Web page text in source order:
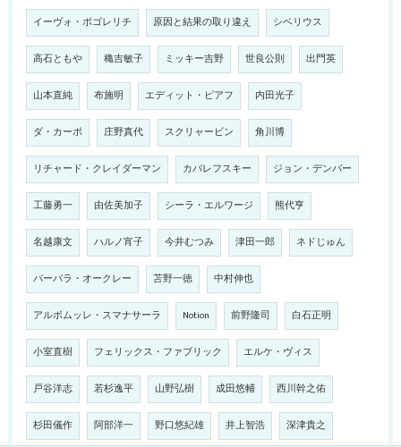
イーヴォ・ポゴレリチ 原因と結果の取り違え シベリウス
高石ともや 穐吉敏子 ミッキー吉野 世良公則 出門英
山本直純 布施明 エディット・ピアフ 内田光子
ダ・カーポ 庄野真代 スクリャービン 角川博
リチャード・クレイダーマン カバレフスキー ジョン・デンバー
工藤勇一 由佐美加子 シーラ・エルワージ 熊代亨
名越康文 ハルノ宵子 今井むつみ 津田一郎 ネドじゅん
バーバラ・オークレー 苫野一徳 中村伸也
アルボムッレ・スマナサーラ Notion 前野隆司 白石正明
小室直樹 フェリックス・ファブリック エルケ・ヴィス
戸谷洋志 若杉逸平 山野弘樹 成田悠輔 西川幹之佑
杉田儀作 阿部洋一 野口悠紀雄 井上智浩 深津貴之